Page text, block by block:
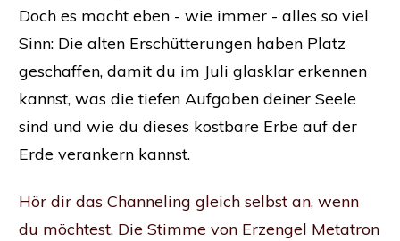
Doch es macht eben - wie immer - alles so viel
Sinn: Die alten Erschütterungen haben Platz
geschaffen, damit du im Juli glasklar erkennen
kannst, was die tiefen Aufgaben deiner Seele
sind und wie du dieses kostbare Erbe auf der
Erde verankern kannst.
Hör dir das Channeling gleich selbst an, wenn
du möchtest. Die Stimme von Erzengel Metatron